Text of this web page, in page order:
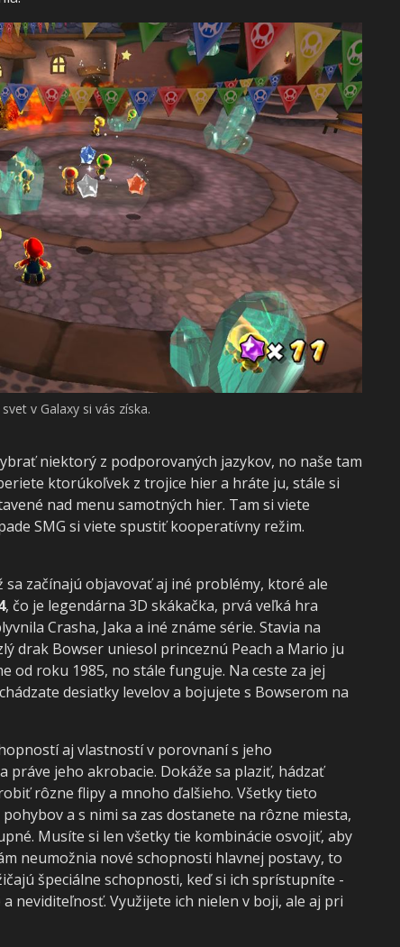
v Galaxy si vás získa.
niektorý z podporovaných jazykov, no naše tam
ktorúkoľvek z trojice hier a hráte ju, stále si
nad menu samotných hier. Tam si viete
SMG si viete spustiť kooperatívny režim.
začínajú objavovať aj iné problémy, ktoré ale
, čo je legendárna 3D skákačka, prvá veľká hra
Crasha, Jaka a iné známe série. Stavia na
drak Bowser uniesol princeznú Peach a Mario ju
od roku 1985, no stále funguje. Na ceste za jej
desiatky levelov a bojujete s Bowserom na
aj vlastností v porovnaní s jeho
práve jeho akrobacie. Dokáže sa plaziť, hádzať
rôzne flipy a mnoho ďalšieho. Všetky tieto
a s nimi sa zas dostanete na rôzne miesta,
Musíte si len všetky tie kombinácie osvojiť, aby
neumožnia nové schopnosti hlavnej postavy, to
špeciálne schopnosti, keď si ich sprístupníte -
neviditeľnosť. Využijete ich nielen v boji, ale aj pri